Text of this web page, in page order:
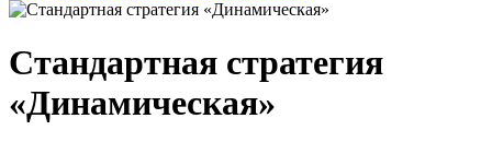
Стандартная стратегия
«Динамическая»